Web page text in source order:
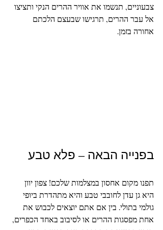
צבעוניים, תנשמו את אוויר ההרים הנקי ותציצו
אל עבר ההרים, תרגישו שבעצם הלכתם
אחורה בזמן.
בפנייה הבאה – פלא טבע
תפנו מקום אחסון במצלמות שלכם! צפון יוון
היא גן עדן לחובבי טבע והיא מתהדרת ביופי
גולמי בתולי. בין אם אתם יוצאים לכבוש את
אחת מפסגות ההרים או לסיבוב באחד הכפרים,